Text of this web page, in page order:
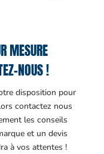
MESURE
NOUS !
disposition pour
contactez nous
les conseils
et un devis
à vos attentes !